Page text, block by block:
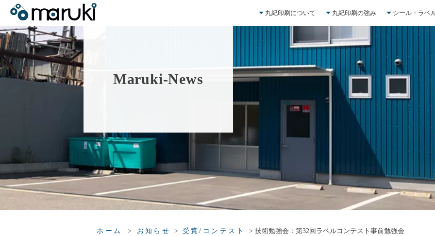
丸紀印刷について 丸紀印刷の強み シール・ラベ
Maruki-News
ホーム > お知らせ > 受賞/コンテスト >技術勉強会：第32回ラベルコンテスト事前勉強会